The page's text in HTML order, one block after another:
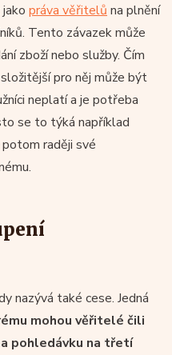
práva věřitelů na plnění
Tento závazek může
zboží nebo služby. Čím
pro něj může být
neplatí a je potřeba
se to týká například
raději své
nazývá také cese. Jedná
mohou věřitelé čili
pohledávku na třetí